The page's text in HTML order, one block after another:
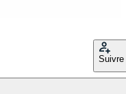
Suivre